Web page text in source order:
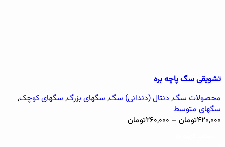
تشویقی سگ پاچه بره
محصولات سگ,دنتال (دندانی) سگ,سگهای بزرگ,سگهای کوچک,
سگهای متوسط
۴۲۰,۰۰۰تومان – ۲۶۰,۰۰۰تومان